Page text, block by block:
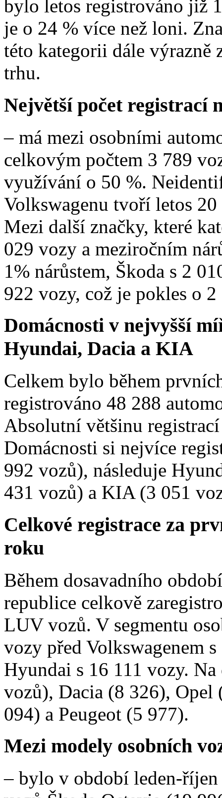
bylo letos registrováno již
je o 24 % více než loni.
této kategorii dále výrazně
trhu.
Největší počet registrací
– má mezi osobními
celkovým počtem 3 789
využívání o 50 %.
Volkswagenu tvoří letos
Mezi další značky, které
029 vozy a meziročním
1% nárůstem, Škoda s 2
922 vozy, což je pokles o 2
Domácnosti v nejvyšší
Hyundai, Dacia a KIA
Celkem bylo během
registrováno 48 288
Absolutní většinu
Domácnosti si nejvíce
992 vozů), následuje
431 vozů) a KIA (3 051
Celkové registrace za
roku
Během dosavadního
republice celkově
LUV vozů. V segmentu
vozy před Volkswagenem
Hyundai s 16 111 vozy.
vozů), Dacia (8 326),
094) a Peugeot (5 977).
Mezi modely osobních
– bylo v období leden-